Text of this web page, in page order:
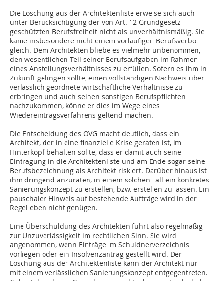
Die Löschung aus der Architektenliste erweise sich auch
unter Berücksichtigung der von Art. 12 Grundgesetz
geschützten Berufsfreiheit nicht als unverhältnismäßig. Sie
käme insbesondere nicht einem vorläufigen Berufsverbot
gleich. Dem Architekten bliebe es vielmehr unbenommen,
den wesentlichen Teil seiner Berufsaufgaben im Rahmen
eines Anstellungsverhältnisses zu erfüllen. Sofern es ihm in
Zukunft gelingen sollte, einen vollständigen Nachweis über
verlässlich geordnete wirtschaftliche Verhältnisse zu
erbringen und auch seinen sonstigen Berufspflichten
nachzukommen, könne er dies im Wege eines
Wiedereintragsverfahrens geltend machen.
Die Entscheidung des OVG macht deutlich, dass ein
Architekt, der in eine finanzielle Krise geraten ist, im
Hinterkopf behalten sollte, dass er damit auch seine
Eintragung in die Architektenliste und am Ende sogar seine
Berufsbezeichnung als Architekt riskiert. Darüber hinaus ist
ihm dringend anzuraten, in einem solchen Fall ein konkretes
Sanierungskonzept zu erstellen, bzw. erstellen zu lassen. Ein
pauschaler Hinweis auf bestehende Aufträge wird in der
Regel eben nicht genügen.
Eine Überschuldung des Architekten führt also regelmäßig
zur Unzuverlässigkeit im rechtlichen Sinn. Sie wird
angenommen, wenn Einträge im Schuldnerverzeichnis
vorliegen oder ein Insolvenzantrag gestellt wird. Der
Löschung aus der Architektenliste kann der Architekt nur
mit einem verlässlichen Sanierungskonzept entgegentreten.